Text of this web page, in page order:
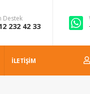
Destek
232 42 33
İLETİŞİM